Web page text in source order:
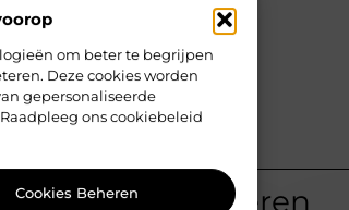
om beter te begrijpen
Deze cookies worden
gepersonaliseerde
ons cookiebeleid
Cookies Behereninteresseren